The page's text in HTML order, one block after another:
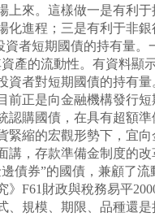
上來。這樣做一是有利
化進程；三是有利于非
短期國債的持有量。
產的流動性。有資料顯
資者對短期國債的持有量
正是向金融機構發行短
認購國債，在具有超額
緊縮的宏觀形勢下，宜
講，存款準備金制度的
債券”的國債，兼顧了
》F61財政與稅務易平
、規模、期限、品種還